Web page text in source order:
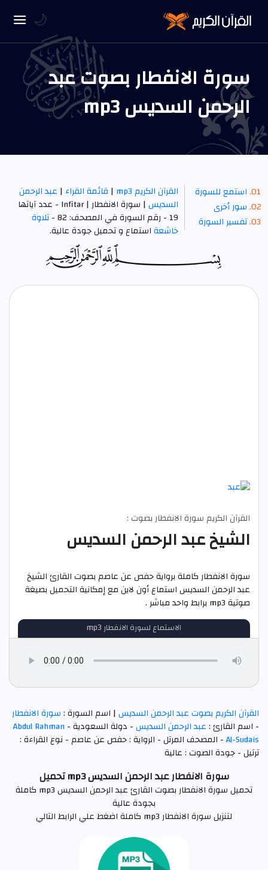
سورة الانفطار بصوت عبد
الرحمن السديس mp3
استمع للسورة
سور أخرى
تفسير السورة
القرآن الكريم mp3 | قائمة القراء| عبد الرحمن
السديس
| سورة الانفطار | Infitar - عدد آياتها
19 - رقم السورة في المصحف: 82 -
تلاوة
خاشعةاستماع و تحميل جودة عالية.
القرآن الكريم سورة الانفطار بصوت :
الشيخ عبد الرحمن السديس
سورة الانفطار كاملة برواية حفص عن عاصم بصوت القارئ الشيخ
عبد الرحمن السديس استماع أون لاين مع إمكانية التحميل بصيغة
صوتية mp3 برابط واحد مباشر .
الاستماع لسورة الانفطار mp3
القرآن الكريم بصوت عبد الرحمن السديس| اسم السورة :سورة الانفطار
- اسم القارئ :عبد الرحمن السديس- دولة السعودية -Abdul Rahman
Al-Sudais- المصحف المرتل - الرواية : حفص عن عاصم - نوع القراءة :
ترتيل - جودة الصوت : عالية
سورة الانفطار عبد الرحمن السديس mp3 تحميل
تحميل سورة الانفطار بصوت القارئ عبد الرحمن السديس mp3 كاملة
بجودة عالية
لتنزيل سورة الانفطار mp3 كاملة اضغط علي الرابط التالي
🌙